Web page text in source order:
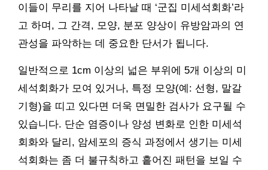
이들이 무리를 지어 나타날 때 ‘군집 미세석회화’라
고 하며, 그 간격, 모양, 분포 양상이 유방암과의 연
관성을 파악하는 데 중요한 단서가 됩니다.
일반적으로 1cm 이상의 넓은 부위에 5개 이상의 미
세석회화가 모여 있거나, 특정 모양(예: 선형, 말갈
기형)을 띠고 있다면 더욱 면밀한 검사가 요구될 수
있습니다. 단순 염증이나 양성 변화로 인한 미세석
회화와 달리, 암세포의 증식 과정에서 생기는 미세
석회화는 좀 더 불규칙하고 흩어진 패턴을 보일 수